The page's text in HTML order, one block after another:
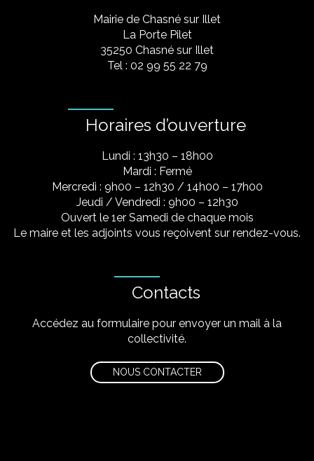
Mairie de Chasné sur Illet
La Porte Pilet
35250 Chasné sur Illet
Tel : 02 99 55 22 79
Horaires d’ouverture
Lundi : 13h30 – 18h00
Mardi : Fermé
Mercredi : 9h00 – 12h30 / 14h00 – 17h00
Jeudi / Vendredi : 9h00 – 12h30
Ouvert le 1er Samedi de chaque mois
Le maire et les adjoints vous reçoivent sur rendez-vous.
Contacts
Accédez au formulaire pour envoyer un mail à la
collectivité.
NOUS CONTACTER